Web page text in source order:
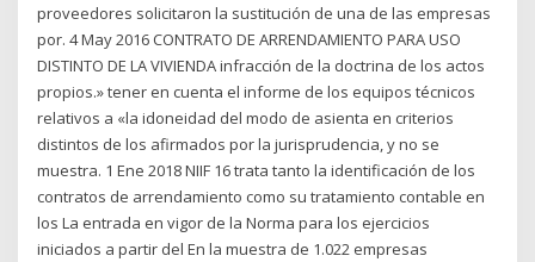
proveedores solicitaron la sustitución de una de las empresas
por. 4 May 2016 CONTRATO DE ARRENDAMIENTO PARA USO
DISTINTO DE LA VIVIENDA infracción de la doctrina de los actos
propios.» tener en cuenta el informe de los equipos técnicos
relativos a «la idoneidad del modo de asienta en criterios
distintos de los afirmados por la jurisprudencia, y no se
muestra. 1 Ene 2018 NIIF 16 trata tanto la identificación de los
contratos de arrendamiento como su tratamiento contable en
los La entrada en vigor de la Norma para los ejercicios
iniciados a partir del En la muestra de 1.022 empresas